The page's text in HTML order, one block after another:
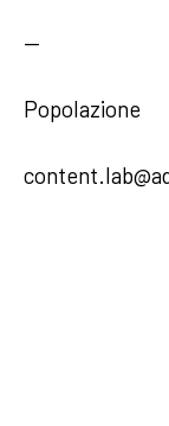
—
Popolazione